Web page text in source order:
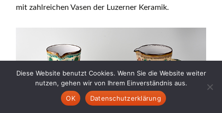
mit zahlreichen Vasen der Luzerner Keramik.
Diese Website benutzt Cookies. Wenn Sie die Website weiter
nutzen, gehen wir von Ihrem Einverständnis aus.
OK
Datenschutzerklärung